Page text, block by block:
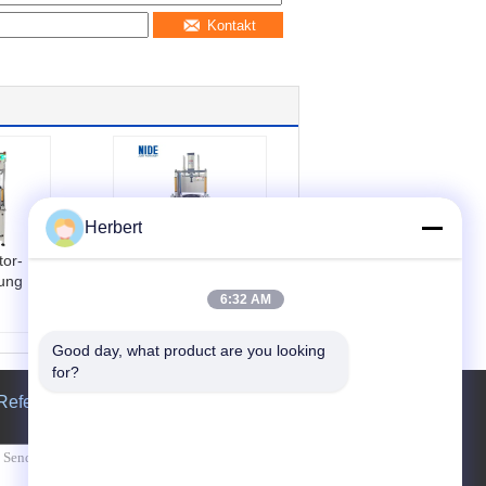
Kontakt
Hoh
Automatische
Produktbezeichnu
ng:
Automatische S
Herbert
6:32 AM
Good day, what product are you looking
for?